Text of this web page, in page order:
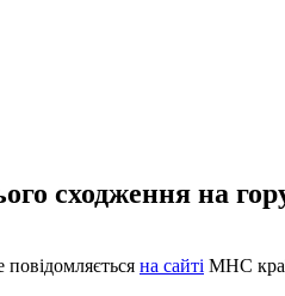
сходження на
на сайті МНС